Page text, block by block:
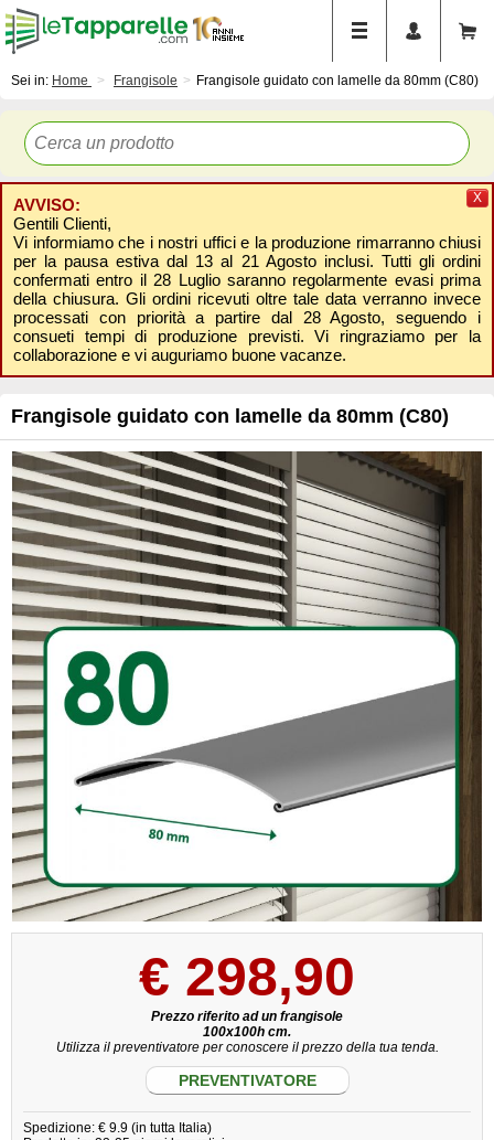
Sei in: Home Frangisole Frangisole guidato con lamelle da 80mm (C80)
AVVISO:
Gentili Clienti,
Vi informiamo che i nostri uffici e la produzione rimarranno chiusi
per la pausa estiva dal 13 al 21 Agosto inclusi. Tutti gli ordini
confermati entro il 28 Luglio saranno regolarmente evasi prima
della chiusura. Gli ordini ricevuti oltre tale data verranno invece
processati con priorità a partire dal 28 Agosto, seguendo i
consueti tempi di produzione previsti. Vi ringraziamo per la
collaborazione e vi auguriamo buone vacanze.
X
Frangisole guidato con lamelle da 80mm (C80)
€ 298,90
Prezzo riferito ad un frangisole
100x100h cm.
Utilizza il preventivatore per conoscere il prezzo della tua tenda.
PREVENTIVATORE
Spedizione: € 9.9 (in tutta Italia)